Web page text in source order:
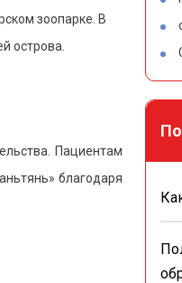
зоопарке. В
острова.
Пациентам
благодаря